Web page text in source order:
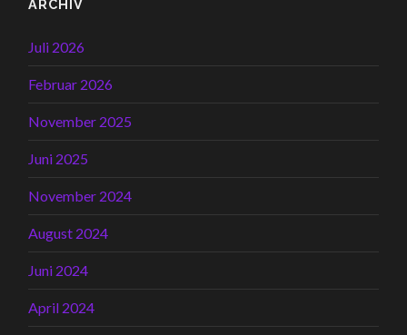
ARCHIV
Juli 2026
Februar 2026
November 2025
Juni 2025
November 2024
August 2024
Juni 2024
April 2024